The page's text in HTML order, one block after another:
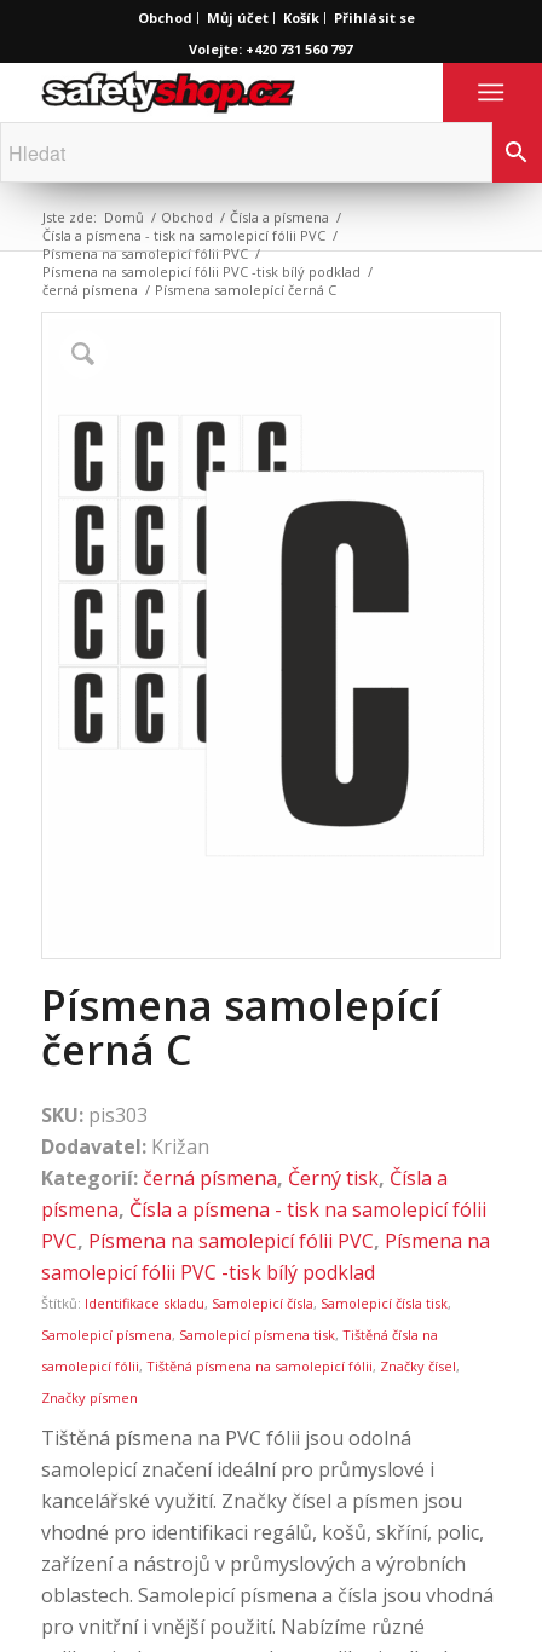
Obchod Můj účet Košík
Přihlásit se
Volejte: +420 731 560 797
Jste zde: Domů / Obchod / Čísla a písmena /
Čísla a písmena - tisk na samolepicí fólii PVC /
Písmena na samolepicí fólii PVC /
Písmena na samolepicí fólii PVC -tisk bílý podklad /
černá písmena / Písmena samolepící černá C
Písmena samolepící
černá C
SKU: pis303
Dodavatel: Križan
Kategorií: černá písmena, Černý tisk, Čísla a
písmena, Čísla a písmena - tisk na samolepicí fólii
PVC, Písmena na samolepicí fólii PVC, Písmena na
samolepicí fólii PVC -tisk bílý podklad
Štítků: Identifikace skladu, Samolepicí čísla, Samolepicí čísla tisk,
Samolepicí písmena, Samolepicí písmena tisk, Tištěná čísla na
samolepicí fólii, Tištěná písmena na samolepicí fólii, Značky čísel,
Značky písmen
Tištěná písmena na PVC fólii jsou odolná
samolepicí značení ideální pro průmyslové i
kancelářské využití. Značky čísel a písmen jsou
vhodné pro identifikaci regálů, košů, skříní, polic,
zařízení a nástrojů v průmyslových a výrobních
oblastech. Samolepicí písmena a čísla jsou vhodná
pro vnitřní i vnější použití. Nabízíme různé